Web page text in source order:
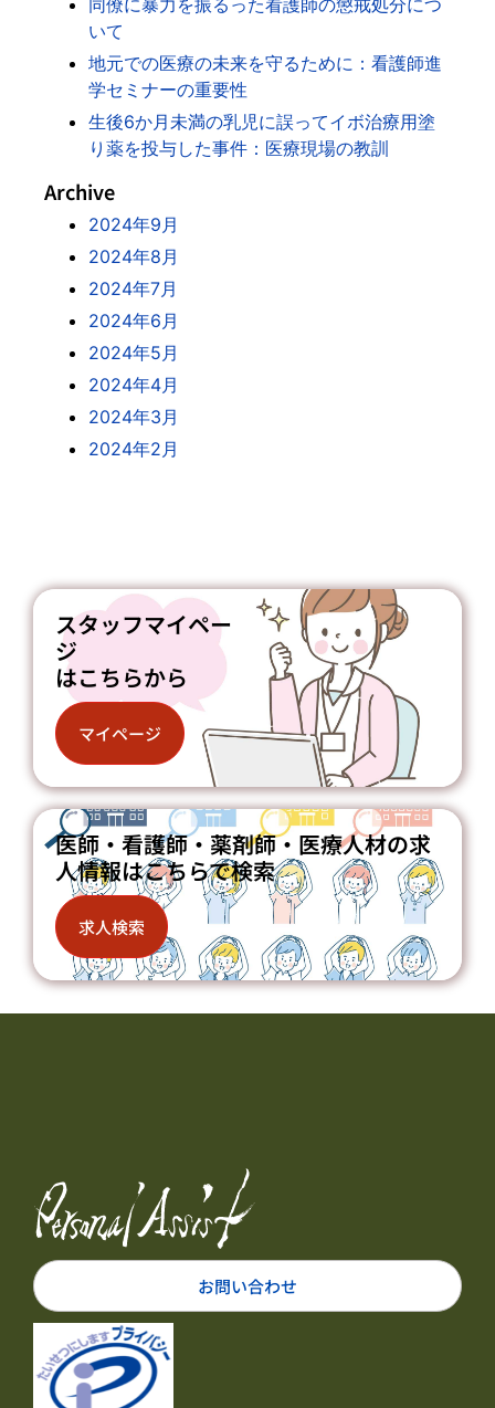
同僚に暴力を振るった看護師の懲戒処分につ
いて
地元での医療の未来を守るために：看護師進
学セミナーの重要性
生後6か月未満の乳児に誤ってイボ治療用塗
り薬を投与した事件：医療現場の教訓
Archive
2024年9月
2024年8月
2024年7月
2024年6月
2024年5月
2024年4月
2024年3月
2024年2月
スタッフマイペー
ジ
はこちらから
マイページ
医師・看護師・薬剤師・医療人材の求
人情報はこちらで検索
求人検索
お問い合わせ